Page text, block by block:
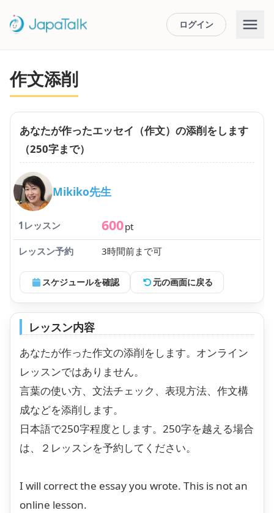
ログイン
作文添削
あなたが作ったエッセイ（作文）の添削をします
（250字まで）
Mikiko先生
1レッスン 600pt
レッスン予約
3時間前まで可
スケジュールを確認 元の画面に戻る
レッスン内容
あなたが作った作文の添削をします。オンライン
レッスンではありません。
言葉の使い方、文法チェック、表現方法、作文構
成などを添削します。
日本語で250字程度とします。250字を越える場合
は、２レッスンを予約してください。
I will correct the essay you wrote. This is not an
online lesson.